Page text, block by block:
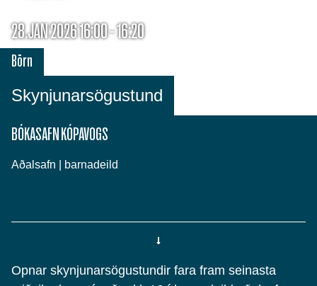
28.JAN 2026 16:00 - 16:20
Skynjunarsögustund
Börn
BÓKASAFN KÓPAVOGS
Aðalsafn | barnadeild
Opnar skynjunarsögustundir fara fram seinasta